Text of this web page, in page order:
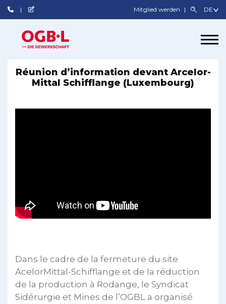
Mitglied werden
Réunion d’information devant Arcelor-
Mittal Schifflange (Luxembourg)
Dans le cadre de la fermeture du site
AcelorMittal-Schifflange et de la réduction
de la production à Rodange, le Syndicat
Sidérurgie et Mines de l’OGBL a organisé